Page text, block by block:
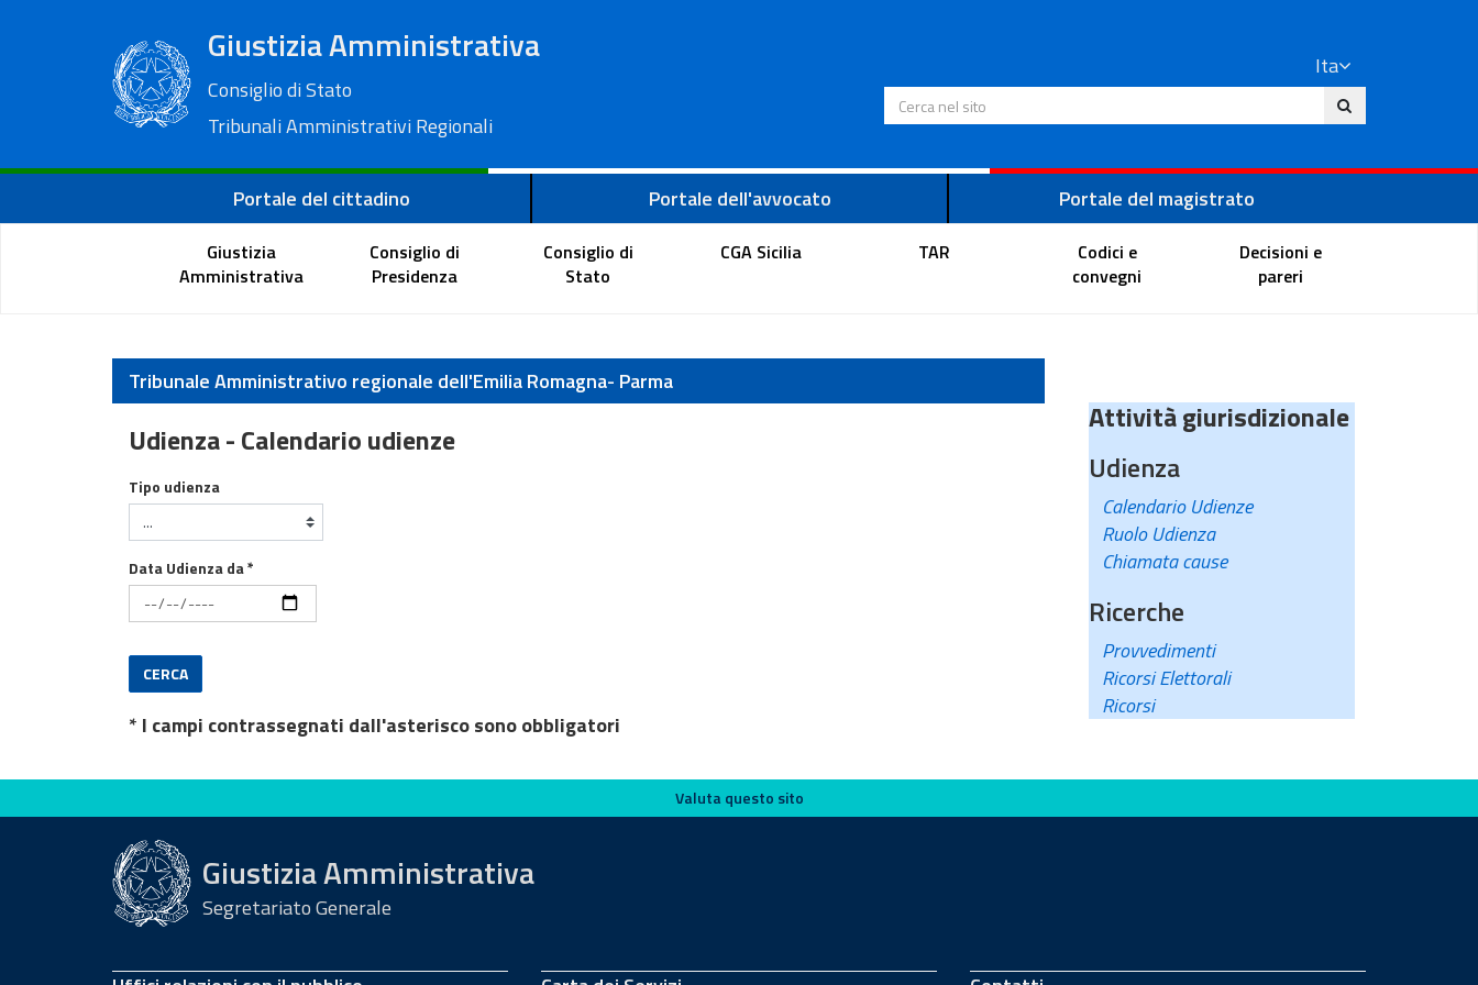
Giustizia Amministrativa
Consiglio di Stato
Tribunali Amministrativi Regionali
Ita
Cerca nel sito
Portale del cittadino Portale dell'avvocato Portale del magistrato
Giustizia
Amministrativa
Consiglio di
Presidenza
Consiglio di
Stato
CGA Sicilia TAR
Codici e
convegni
Decisioni e
pareri
Tribunale Amministrativo regionale dell'Emilia Romagna- Parma
Udienza - Calendario udienze
Calendario Udienze
Tipo udienza
Data Udienza da *
CERCA
* I campi contrassegnati dall'asterisco sono obbligatori
Attività giurisdizionale
Udienza
Calendario Udienze
Ruolo Udienza
Chiamata cause
Ricerche
Provvedimenti
Ricorsi Elettorali
Ricorsi
Valuta questo sito Valuta questo sito
Giustizia Amministrativa
Segretariato Generale